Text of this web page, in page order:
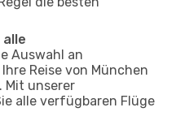
alle
Auswahl an
Reise von München
Mit unserer
alle verfügbaren Flüge